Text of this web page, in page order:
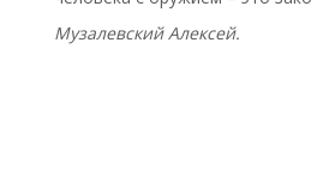
Музалевский Алексей.